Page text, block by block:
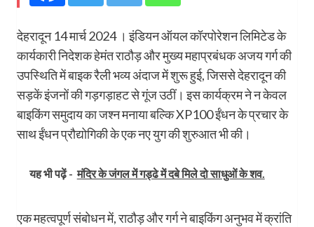
देहरादून 14 मार्च 2024 । इंडियन ऑयल कॉरपोरेशन लिमिटेड के
कार्यकारी निदेशक हेमंत राठौड़ और मुख्य महाप्रबंधक अजय गर्ग की
उपस्थिति में बाइक रैली भव्य अंदाज में शुरू हुई, जिससे देहरादून की
सड़कें इंजनों की गड़गड़ाहट से गूंज उठीं। इस कार्यक्रम ने न केवल
बाइकिंग समुदाय का जश्न मनाया बल्कि XP100 ईंधन के प्रचार के
साथ ईंधन प्रौद्योगिकी के एक नए युग की शुरुआत भी की।
यह भी पढ़ें - मंदिर के जंगल में गड्ढे में दबे मिले दो साधुओं के शव.
एक महत्वपूर्ण संबोधन में, राठौड़ और गर्ग ने बाइकिंग अनुभव में क्रांति